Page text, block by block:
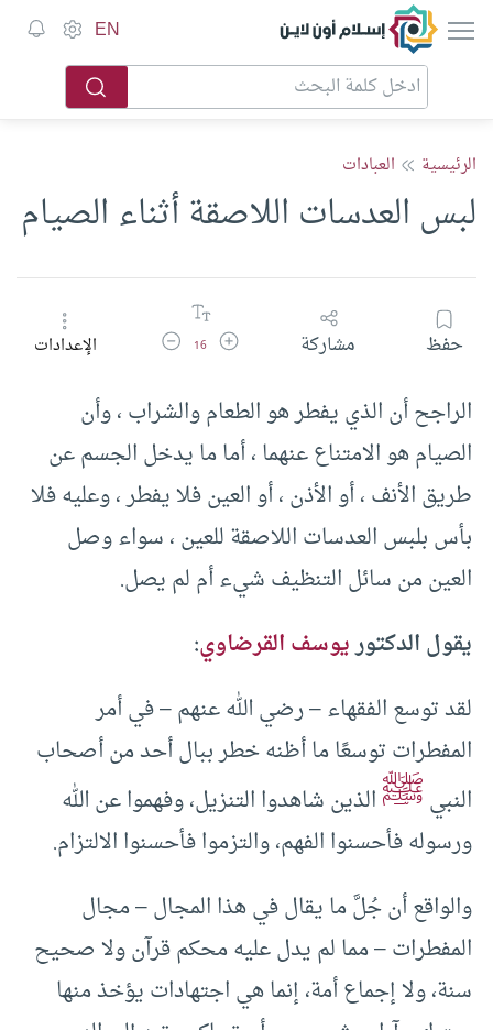
إسلام أون لاين EN
الرئيسية العبادات
لبس العدسات اللاصقة أثناء الصيام
حفظ مشاركة زيادة حجم الخط
16 تقليل حجم الخطالإعدادات
الراجح أن الذي يفطر هو الطعام والشراب ، وأن
الصيام هو الامتناع عنهما ، أما ما يدخل الجسم عن
طريق الأنف ، أو الأذن ، أو العين فلا يفطر ، وعليه فلا
بأس بلبس العدسات اللاصقة للعين ، سواء وصل
العين من سائل التنظيف شيء أم لم يصل.
يقول الدكتوريوسف القرضاوي:
لقد توسع الفقهاء – رضي الله عنهم – في أمر
المفطرات توسعًا ما أظنه خطر ببال أحد من أصحاب
النبيﷺالذين شاهدوا التنزيل، وفهموا عن الله
ورسوله فأحسنوا الفهم، والتزموا فأحسنوا الالتزام.
والواقع أن جُلَّ ما يقال في هذا المجال – مجال
المفطرات – مما لم يدل عليه محكم قرآن ولا صحيح
سنة، ولا إجماع أمة، إنما هي اجتهادات يؤخذ منها